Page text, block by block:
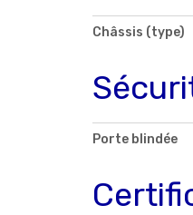
Châssis (type)
Porte blindée